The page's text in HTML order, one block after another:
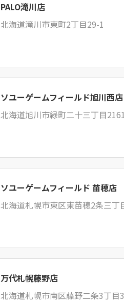
PALO滝川店
北海道滝川市東町2丁目29-1
ソユーゲームフィールド旭川西店
北海道旭川市緑町二十三丁目
ソユーゲームフィールド 苗穂店
北海道札幌市東区東苗穂2条三
万代札幌藤野店
北海道札幌市南区藤野二条3丁目